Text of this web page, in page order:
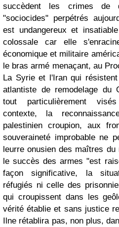
succèdent les crimes de
"sociocides" perpétrés
est undangereux et
colossale car elle
économique et militaire
le bras armé menaçant, au
La Syrie et l'Iran qui
atlantiste de remodelage du
tout particulièrement visés
contexte, la
palestinien croupion, aux
souveraineté improbable ne
leurre onusien des maîtres du
le succès des armes "est
façon significative, la
réfugiés ni celle des
qui croupissent dans les
vérité établie et sans justice
Ilne rétablira pas, non plus,